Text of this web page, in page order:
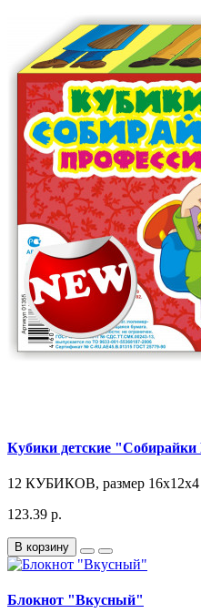
Кубики детские
12 КУБИКОВ, размер
123.39 р.
В корзину
Блокнот "Вкусный"